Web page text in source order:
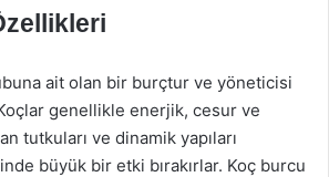
ait olan bir burçtur ve yöneticisi
genellikle enerjik, cesur ve
tutkuları ve dinamik yapıları
büyük bir etki bırakırlar. Koç burcu